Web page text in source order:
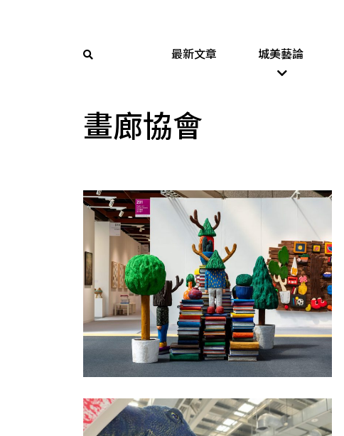
最新文章 城美藝論
畫廊協會